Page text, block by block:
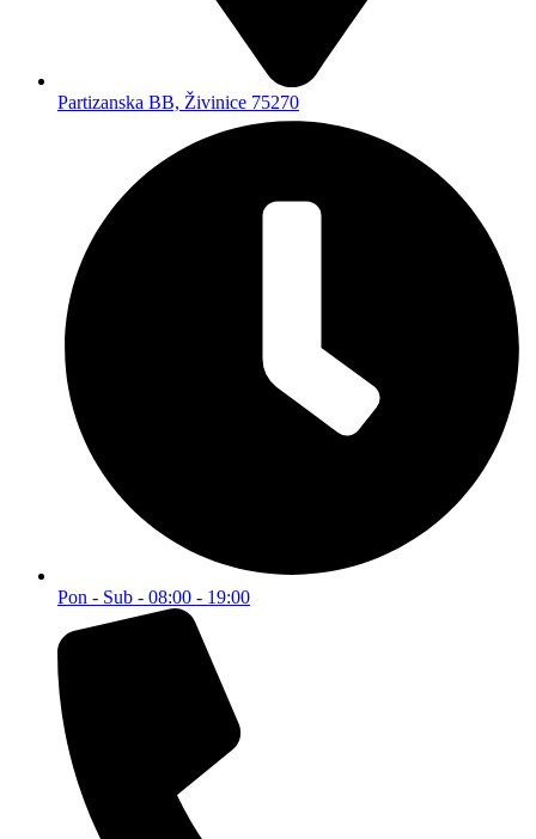
Partizanska BB, Živinice 75270
Pon - Sub - 08:00 - 19:00